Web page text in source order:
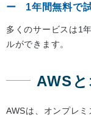
1年間無料で
多くのサービスは1
ルができます。
AWS
AWSは、オンプレミ